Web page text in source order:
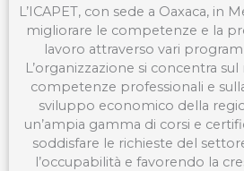
L’ICAPET, con sede a Oaxaca, in
migliorare le competenze e la
lavoro attraverso vari
L’organizzazione si concentra
competenze professionali e
sviluppo economico della
un’ampia gamma di corsi e
soddisfare le richieste del
l’occupabilità e favorendo la